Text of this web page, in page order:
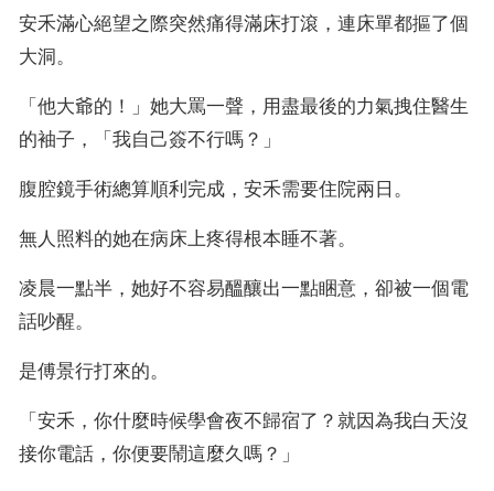
安禾滿心絕望之際突然痛得滿床打滾，連床單都摳了個
大洞。
「他大爺的！」她大罵一聲，用盡最後的力氣拽住醫生
的袖子，「我自己簽不行嗎？」
腹腔鏡手術總算順利完成，安禾需要住院兩日。
無人照料的她在病床上疼得根本睡不著。
凌晨一點半，她好不容易醞釀出一點睏意，卻被一個電
話吵醒。
是傅景行打來的。
「安禾，你什麼時候學會夜不歸宿了？就因為我白天沒
接你電話，你便要鬧這麼久嗎？」